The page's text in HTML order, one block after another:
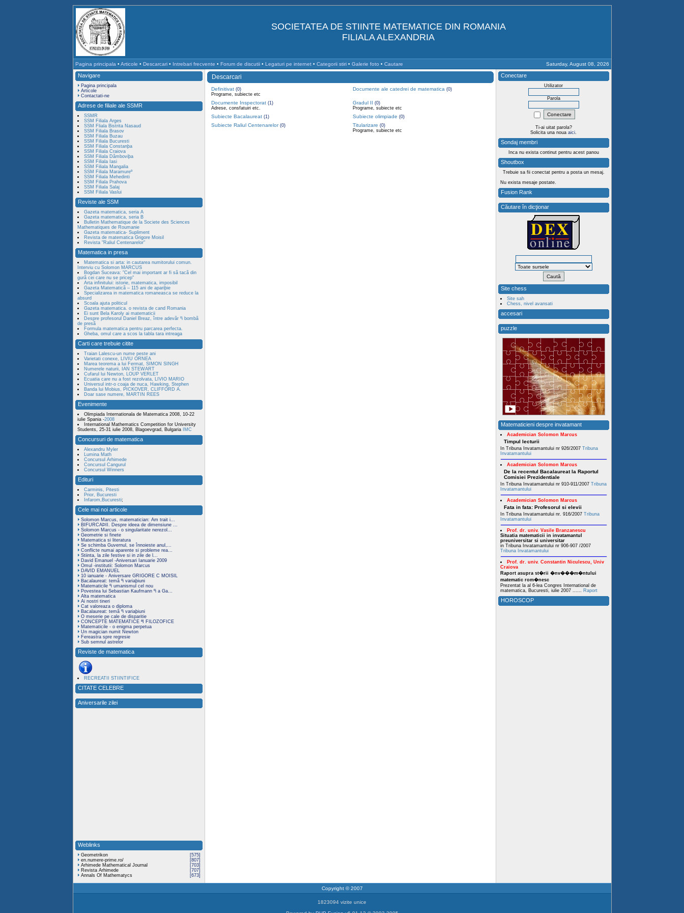
SOCIETATEA DE STIINTE MATEMATICE DIN ROMANIA
FILIALA ALEXANDRIA
Pagina principala • Articole • Descarcari• Intrebari frecvente • Forum de discutii• Legaturi pe internet• Categorii stiri• Galerie foto • Cautare Saturday, August 08, 2026
Navigare
Pagina principala
Articole
Contactati-ne
Adrese de filiale ale SSMR
SSMR
SSM Filiala Arges
SSM Fliala Bistrita Nasaud
SSM Filiala Brasov
SSM Filiala Buzau
SSM Filiala Bucuresti
SSM Filiala Constanþa
SSM Filiala Craiova
SSM Filiala Dâmboviþa
SSM Filiala Iasi
SSM Filiala Mangalia
SSM Filiala Maramureº
SSM Filiala Mehedinti
SSM Filiala Prahova
SSM Filiala Salaj
SSM Filiala Vaslui
Reviste ale SSM
Gazeta matematica, seria A
Gazeta matematica, seria B
Bulletin Mathematique de la Societe des Sciences
Mathematiques de Roumanie
Gazeta matematica- Supliment
Revista de matematica Grigore Moisil
Revista "Raliul Centenarelor"
Matematica in presa
Matematica si arta: in cautarea numitorului comun.
Interviu cu Solomon MARCUS
Bogdan Suceava: "Cel mai important ar fi sã tacã din
gurã cei care nu se pricep"
Arta infinitului: istorie, matematica, imposibil
Gazeta Matematicã – 115 ani de apariþie
Specializarea in matematica romaneasca se reduce la
absurd
Scoala ajuta politicul
Gazeta matematica. o revista de cand Romania
Ei sunt Bela Karoly ai matematicii
Despre profesorul Daniel Breaz, între adevãr ºi bombã
de presã
Formula matematica pentru parcarea perfecta.
Gheba, omul care a scos la tabla tara intreaga
Carti care trebuie citite
Traian Lalescu-un nume peste ani
Varietati conexe, LIVIU ORNEA
Marea teorema a lui Fermat, SIMON SINGH
Numerele naturii, IAN STEWART
Cufarul lui Newton, LOUP VERLET
Ecuatia care nu a fost rezolvata, LIVIO MARIO
Universul intr-o coaja de nuca, Hawking, Stephen
Banda lui Mobius, PICKOVER, CLIFFORD A.
Doar sase numere, MARTIN REES
Evenimente
Olimpiada Internationala de Matematica 2008, 10-22
iulie Spania -2008
International Mathematics Competition for University
Students, 25-31 iulie 2008, Blagoevgrad, BulgariaIMC
Concursuri de matematica
Alexandru Myler
Lumina Math
Concursul Arhimede
Concursul Cangurul
Concursul Winners
Edituri
Carminis, Pitesti
Prior, Bucuresti
Infarom,Bucuresti;
Cele mai noi articole
Solomon Marcus, matematician: Am trait i...
BIFURCAÞII. Despre ideea de dimensiune ...
Solomon Marcus - o singularitate nerezol...
Geometrie si finete
Matematica si literatura
Se schimba Guvernul, se înnoieste anul,...
Conflicte numai aparente si probleme rea...
Stiinta, la zile festive si in zile de l...
David Emanuel -Aniversari Ianuarie 2009
Omul -institutii: Solomon Marcus
DAVID EMANUEL
10 ianuarie - Aniversare GRIGORE C MOISIL
Bacalaureat: temã ºi variaþiuni
Matematicile ºi umanismul cel nou
Povestea lui Sebastian Kaufmann ºi a Ga...
Alta matematica
Ai nostri tineri
Cat valoreaza o diploma
Bacalaureat: temã ºi variaþiuni
O meserie pe cale de disparitie
CONCEPTE MATEMATICE ªI FILOZOFICE
Matematicile - o enigma perpetua
Un magician numit Newton
Fereastra spre regresie
Sub semnul astrelor
Reviste de matematica
RECREATII STIINTIFICE
CITATE CELEBRE
Aniversarile zilei
Weblinks
Geometrikon
[575]
en.numere-prime.ro/
[807]
Arhimede Mathematical Journal
[703]
Revista Arhimede
[707]
Annals Of Mathematycs
[673]
Descarcari
Definitivat (0)
Programe, subiecte etc
Documente ale catedrei de matematica (0)
Documente Inspectorat (1)
Adrese, consfatuiri etc.
Gradul II (0)
Programe, subiecte etc
Subiecte Bacalaureat (1) Subiecte olimpiade (0)
Subiecte Raliul Centenarelor (0) Titularizare (0)
Programe, subiecte etc
Conectare
Utilizator
Parola
Ti-ai uitat parola?
Solicita una noua aici.
Sondaj membri
Inca nu exista continut pentru acest panou
Shoutbox
Trebuie sa fii conectat pentru a posta un mesaj.
Nu exista mesaje postate.
Fusion Rank
Căutare în dicţionar
Site chess
Site sah
Chess, nivel avansati
accesari
puzzle
Matematicieni despre invatamant
Academician Solomon Marcus
Timpul lecturii
In Tribuna Invatamantului nr 926/2007 Tribuna
Invatamantului
Academician Solomon Marcus
De la recentul Bacalaureat la Raportul
Comisiei Prezidentiale
In Tribuna Invatamantului nr 910-911/2007 Tribuna
Invatamantului
Academician Solomon Marcus
Fata in fata: Profesorul si elevii
In Tribuna Invatamantului nr. 916/2007 Tribuna
Invatamantului
Prof. dr. univ. Vasile Branzanescu
Situatia matematicii in invatamantul
preuniversitar si universitar
in Tribuna Invatamantului nr 906-907 /2007
Tribuna Invatamantului
Prof. dr. univ. Constantin Niculescu, Univ
Craiova
Raport asupra st�rii �nv���m�ntului
matematic rom�nesc
Prezentat la al 6-lea Congres International de
matematica, Bucuresti, iulie 2007 ...... Raport
HOROSCOP
Copyright © 2007
1823094 vizite unice